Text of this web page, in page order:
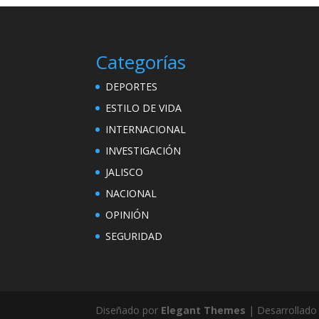
Categorías
DEPORTES
ESTILO DE VIDA
INTERNACIONAL
INVESTIGACIÓN
JALISCO
NACIONAL
OPINIÓN
SEGURIDAD
Diseñado por Elegant Themes |